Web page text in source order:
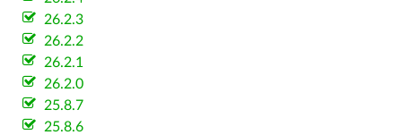
26.2.3
26.2.2
26.2.1
26.2.0
25.8.7
25.8.6